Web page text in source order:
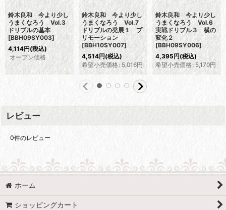
鈴木良和 今より少し
うまくなろう Vol.3
ドリブルの基本
[BBH09SY003]
4,114円(税込)
オープン価格
鈴木良和 今より少し
うまくなろう Vol.7
ドリブルの発展１ プ
リモーション
[BBH10SY007]
4,514円(税込)
希望小売価格: 5,016円
鈴木良和 今より少し
うまくなろう Vol.6
実戦ドリブル３ 横の
変化２
[BBH09SY006]
4,395円(税込)
希望小売価格: 5,170円
レビュー
0件のレビュー
ホーム
ショッピングカート